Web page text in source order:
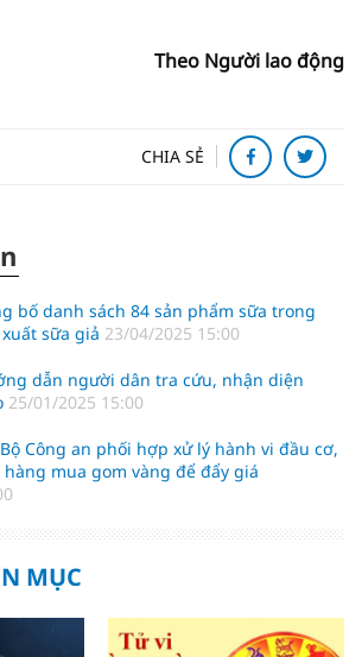
Theo Người lao động
CHIA SẺ
bố danh sách 84 sản phẩm sữa trong
sữa giả 23/04/2025 15:00
dẫn người dân tra cứu, nhận diện
25/01/2025 15:00
Công an phối hợp xử lý hành vi đầu cơ,
mua gom vàng để đẩy giá
MỤC